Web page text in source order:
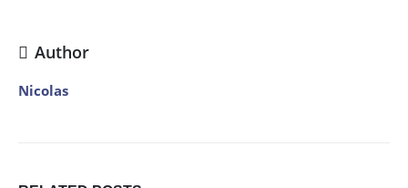
Author
Nicolas